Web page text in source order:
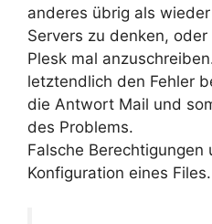
anderes übrig als
Servers zu denken,
Plesk mal
letztendlich den Fehler
die Antwort Mail und
des Problems.
Falsche Berechtigungen
Konfiguration eines Files.